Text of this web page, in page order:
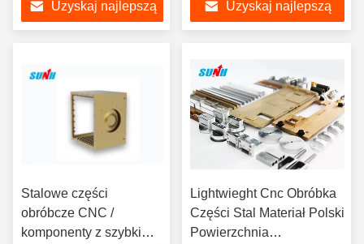
Wysoka wydajność
Uzyskaj najlepszą
Uzyskaj najlepszą
Stalowe części
obróbcze CNC /
komponenty z szybkim
Lightwieght Cnc Obróbka
Części Stal Materiał Polski
Powierzchnia